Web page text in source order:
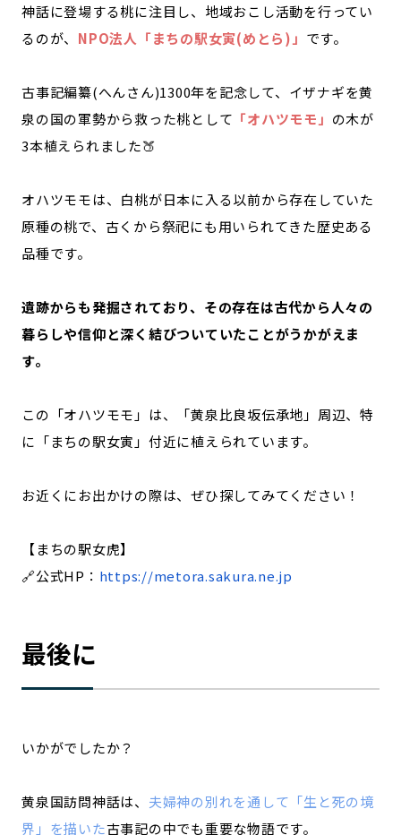
神話に登場する桃に注目し、地域おこし活動を行ってい
るのが、 NPO法人「まちの駅女寅(めとら)」 です。
古事記編纂(へんさん)1300年を記念して、イザナギを黄
泉の国の軍勢から救った桃として 「オハツモモ」 の木が
3本植えられました🍑
オハツモモは、白桃が日本に入る以前から存在していた
原種の桃で、古くから祭祀にも用いられてきた歴史ある
品種です。
遺跡からも発掘されており、その存在は古代から人々の
暮らしや信仰と深く結びついていたことがうかがえま
す。
この「オハツモモ」は、「黄泉比良坂伝承地」周辺、特
に「まちの駅女寅」付近に植えられています。
お近くにお出かけの際は、ぜひ探してみてください！
【まちの駅女虎】
🔗公式HP： https://metora.sakura.ne.jp
最後に
いかがでしたか？
黄泉国訪問神話は、 夫婦神の別れを通して「生と死の境
界」を描いた古事記の中でも重要な物語です。